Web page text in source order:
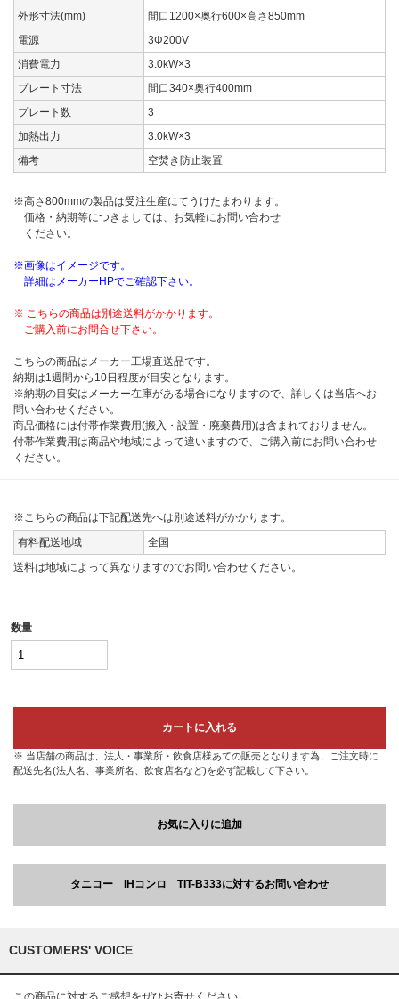
外形寸法(mm)
間口1200×奥行600×高さ850mm
電源
3Φ200V
消費電力
3.0kW×3
プレート寸法
間口340×奥行400mm
プレート数
3
加熱出力
3.0kW×3
備考
空焚き防止装置
※高さ800mmの製品は受注生産にてうけたまわります。
価格・納期等につきましては、お気軽にお問い合わせ
ください。
※画像はイメージです。
詳細はメーカーHPでご確認下さい。
※ こちらの商品は別途送料がかかります。
ご購入前にお問合せ下さい。
こちらの商品はメーカー工場直送品です。
納期は1週間から10日程度が目安となります。
※納期の目安はメーカー在庫がある場合になりますので、詳しくは当店へお
問い合わせください。
商品価格には付帯作業費用(搬入・設置・廃棄費用)は含まれておりません。
付帯作業費用は商品や地域によって違いますので、ご購入前にお問い合わせ
ください。
※こちらの商品は下記配送先へは別途送料がかかります。
有料配送地域
全国
送料は地域によって異なりますのでお問い合わせください。
数量
カートに入れる
※ 当店舗の商品は、法人・事業所・飲食店様あての販売となります為、ご注文時に
配送先名(法人名、事業所名、飲食店名など)を必ず記載して下さい。
お気に入りに追加
タニコー IHコンロ TIT-B333に対するお問い合わせ
CUSTOMERS' VOICE
この商品に対するご感想をぜひお寄せください。